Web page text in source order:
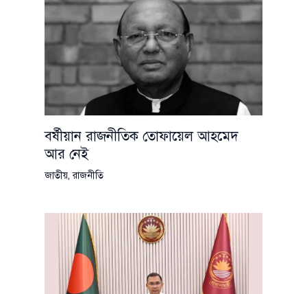
বর্ষীয়ান রাজনীতিক তোফায়েল আহমেদ
আর নেই
জাতীয়,রাজনীতি